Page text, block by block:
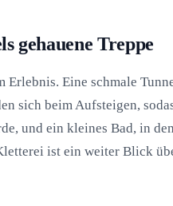
gehauene Treppe
Eine schmale
sich beim Aufsteigen,
und ein kleines Bad, in
ist ein weiter Blick